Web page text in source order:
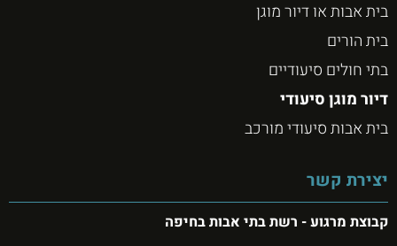
בית אבות או דיור מוגן
בית הורים
בתי חולים סיעודיים
דיור מוגן סיעודי
בית אבות סיעודי מורכב
יצירת קשר
קבוצת מרגוע - רשת בתי אבות בחיפה